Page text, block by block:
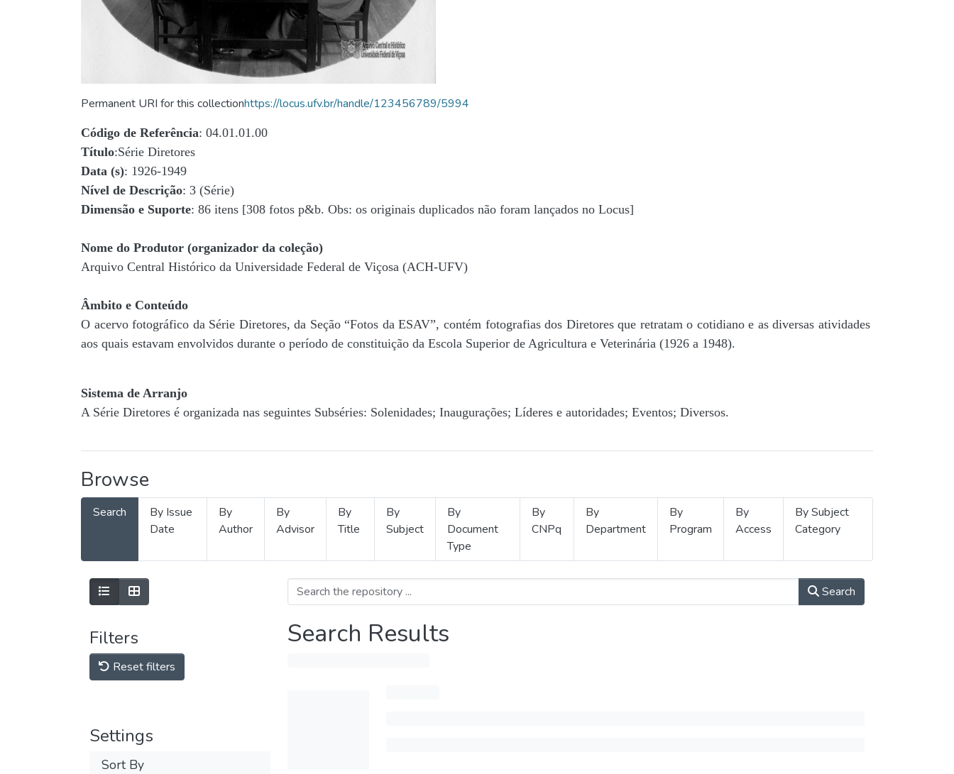
Permanent URI for this collectionhttps://locus.ufv.br/handle/123456789/5994
Código de Referência: 04.01.01.00
Título:Série Diretores
Data (s): 1926-1949
Nível de Descrição: 3 (Série)
Dimensão e Suporte: 86 itens [308 fotos p&b. Obs: os originais duplicados não foram lançados no Locus]
Nome do Produtor (organizador da coleção)
Arquivo Central Histórico da Universidade Federal de Viçosa (ACH-UFV)
Âmbito e Conteúdo
O acervo fotográfico da Série Diretores, da Seção “Fotos da ESAV”, contém fotografias dos Diretores que retratam o cotidiano e as diversas atividades
aos quais estavam envolvidos durante o período de constituição da Escola Superior de Agricultura e Veterinária (1926 a 1948).
Sistema de Arranjo
A Série Diretores é organizada nas seguintes Subséries: Solenidades; Inaugurações; Líderes e autoridades; Eventos; Diversos.
Browse
Search
By Issue
Date
By
Author
By
Advisor
By
Title
By
Subject
By
Document
Type
By
CNPq
By
Department
By
Program
By
Access
By Subject
Category
Filters
Reset filters
Settings
Sort By
Search
Search Results